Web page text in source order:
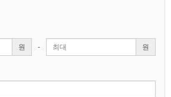
원 - 원